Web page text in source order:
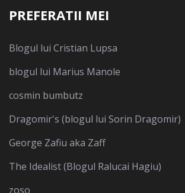
PREFERATII MEI
Blogul lui Cristian Lupsa
blogul lui Marius Manole
cosmin bumbutz
Dragomir's (blogul lui Sorin Dragomir)
George Zafiu aka Zaff
The Idealist (Blogul Ralucai Hagiu)
zoso